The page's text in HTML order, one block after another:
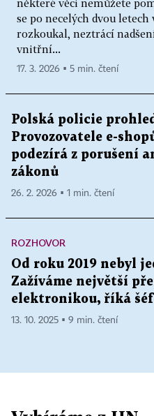
některé věci nemůžete
se po necelých dvou letech
rozkoukal, neztrácí
vnitřní...
17. 3. 2026 ▪ 5 min. čtení
Polská policie
Provozovatele e-
podezírá z porušení
zákonů
26. 2. 2026 ▪ 1 min. čtení
ROZHOVOR
Od roku 2019 nebyl
Zažíváme největší
elektronikou, říká šéf
13. 10. 2025 ▪ 9 min. čtení